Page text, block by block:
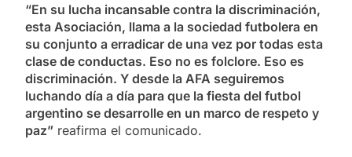
“En su lucha incansable contra la discriminación,
esta Asociación, llama a la sociedad futbolera en
su conjunto a erradicar de una vez por todas esta
clase de conductas. Eso no es folclore. Eso es
discriminación. Y desde la AFA seguiremos
luchando día a día para que la fiesta del futbol
argentino se desarrolle en un marco de respeto y
paz” reafirma el comunicado.